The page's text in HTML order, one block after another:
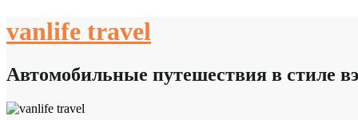
to
vanlife travel
Автомобильные путешествия в стиле